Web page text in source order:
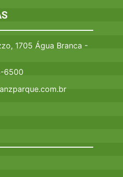
1705 Água Branca -
6500